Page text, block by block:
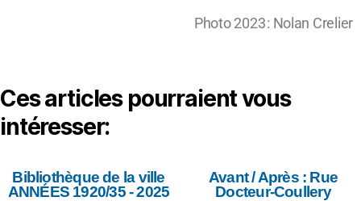
Photo 2023 : Nolan Crelier
Ces articles pourraient vous
intéresser:
Bibliothèque de la ville
ANNÉES 1920/35 - 2025
Avant / Après : Rue
Docteur-Coullery